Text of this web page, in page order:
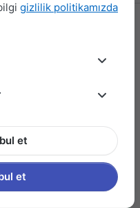
gizlilik politikamızda
et
et